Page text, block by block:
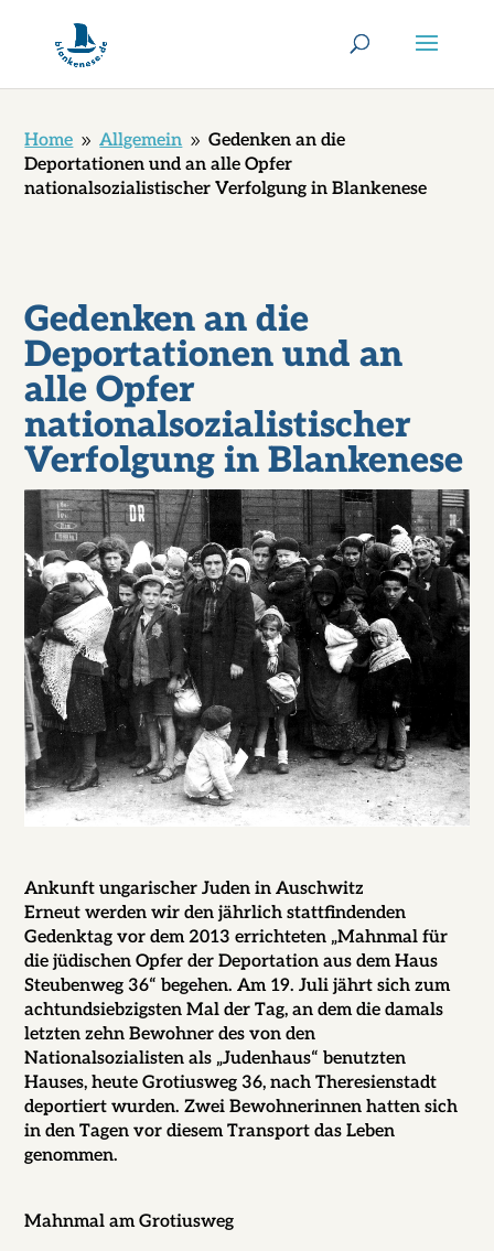
Home 9 Allgemein 9 Gedenken an die
Deportationen und an alle Opfer
nationalsozialistischer Verfolgung in Blankenese
Gedenken an die
Deportationen und an
alle Opfer
nationalsozialistischer
Verfolgung in Blankenese
Ankunft ungarischer Juden in Auschwitz
Erneut werden wir den jährlich stattfindenden
Gedenktag vor dem 2013 errichteten „Mahnmal für
die jüdischen Opfer der Deportation aus dem Haus
Steubenweg 36“ begehen. Am 19. Juli jährt sich zum
achtundsiebzigsten Mal der Tag, an dem die damals
letzten zehn Bewohner des von den
Nationalsozialisten als „Judenhaus“ benutzten
Hauses, heute Grotiusweg 36, nach Theresienstadt
deportiert wurden. Zwei Bewohnerinnen hatten sich
in den Tagen vor diesem Transport das Leben
genommen.
Mahnmal am Grotiusweg